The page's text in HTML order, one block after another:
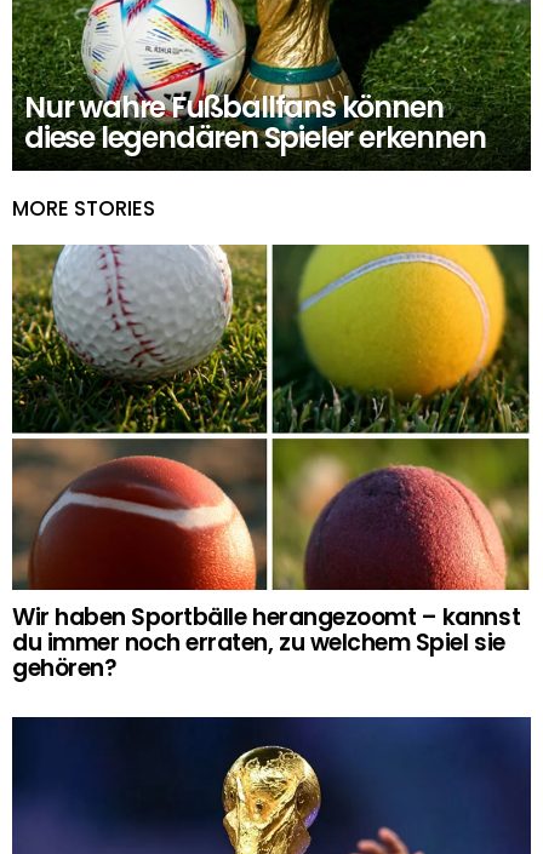
Nur wahre Fußballfans können
diese legendären Spieler erkennen
MORE STORIES
Wir haben Sportbälle herangezoomt – kannst
du immer noch erraten, zu welchem Spiel sie
gehören?